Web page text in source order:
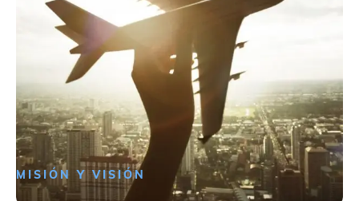
MISIÓN Y VISIÓN